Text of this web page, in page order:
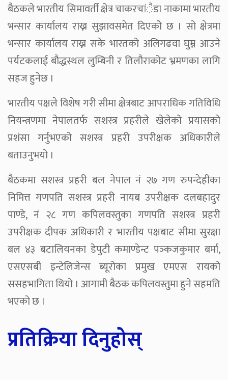
बैठकले भारतीय सिमावर्ती क्षेत्र चाकरचांैडा नाकामा भारतीय
भन्सार कार्यालय राख्न सुझावसमेत दिएकोे छ । सो क्षेत्रमा
भन्सार कार्यालय राख्न सके भारतको अलिगढवा घुम्न आउने
पर्यटकलाई बौद्धस्थल लुम्बिनी र तिलौराकोट भ्रमणका लागि
सहज हुनेछ ।
भारतीय पक्षले विशेष गरी सीमा क्षेत्रबाट आपराधिक गतिविधि
नियन्त्रणमा नेपालतर्फ सशस्त्र प्रहरीले खेलेको प्रयासको
प्रशंसा गर्नुभएको सशस्त्र प्रहरी उपरीक्षक अधिकारीले
बताउनुभयो ।
बैठकमा सशस्त्र प्रहरी बल नेपाल नं २७ गण रुपन्देहीका
निमित्त गणपति सशस्त्र प्रहरी नायब उपरीक्षक दलबहादुर
पाण्डे, नं २८ गण कपिलवस्तुका गणपति सशस्त्र प्रहरी
उपरीक्षक दीपक अधिकारी र भारतीय पक्षबाट सीमा सुरक्षा
बल ४३ बटालियनका डेपुटी कमाण्डेन्ट पञ्कजकुमार बर्मा,
एसएसबी इन्टेलिजेन्स ब्यूरोका प्रमुख एमएस रायको
ससहभागिता थियो । आगामी बैठक कपिलवस्तुमा हुने सहमति
भएको छ ।
प्रतिक्रिया दिनुहोस्